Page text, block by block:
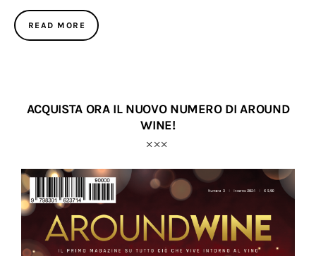
READ MORE
ACQUISTA ORA IL NUOVO NUMERO DI AROUND
WINE!